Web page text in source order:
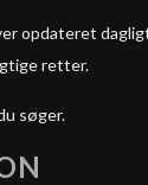
opdateret
retter.
søger.